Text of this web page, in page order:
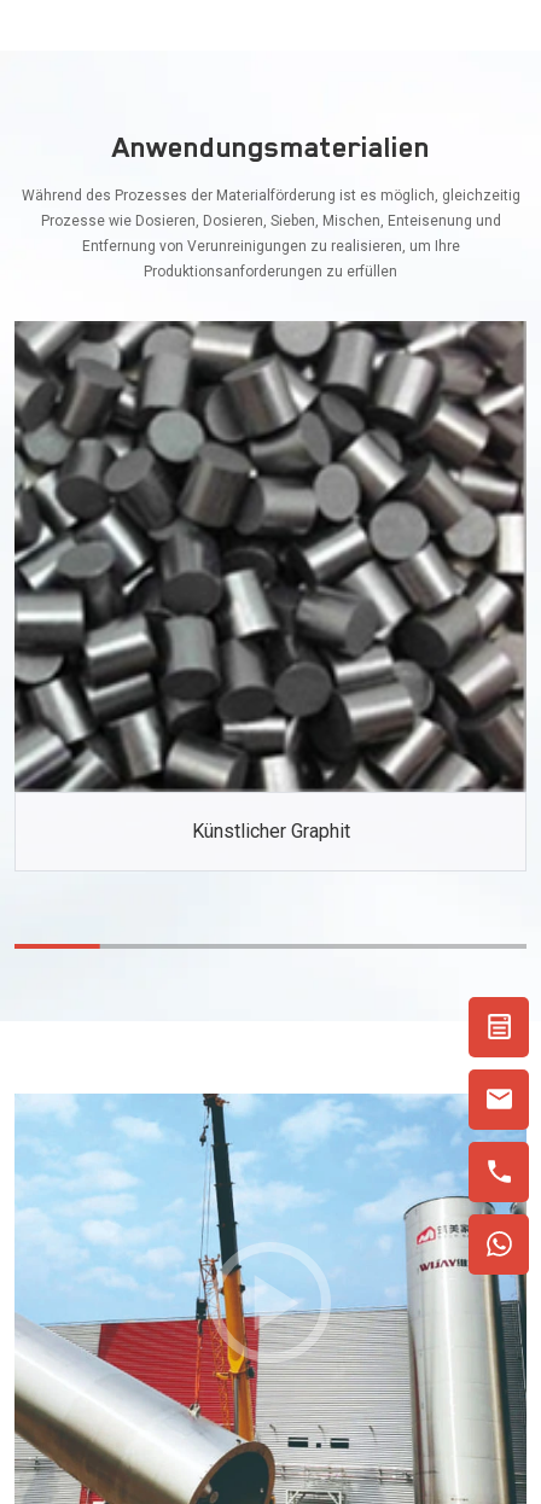
Anwendungsmaterialien
Während des Prozesses der Materialförderung ist es möglich, gleichzeitig
Prozesse wie Dosieren, Dosieren, Sieben, Mischen, Enteisenung und
Entfernung von Verunreinigungen zu realisieren, um Ihre
Produktionsanforderungen zu erfüllen
Künstlicher Graphit